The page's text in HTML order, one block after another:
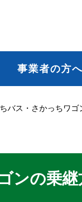
事業者の方へ
バス・さかっちワ
ンの乗